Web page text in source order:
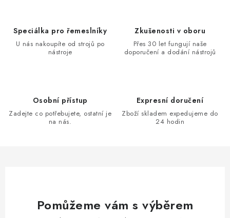
Speciálka pro řemeslníky
U nás nakoupíte od strojů po
nástroje
Zkušenosti v oboru
Přes 30 let fungují naše
doporučení a dodání nástrojů
Osobní přístup
Zadejte co potřebujete, ostatní je
na nás.
Expresní doručení
Zboží skladem expedujeme do
24 hodin
Pomůžeme vám s výběrem